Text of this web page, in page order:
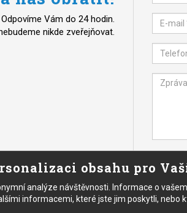
Odpovíme Vám do 24 hodin.
nikde zveřejňovat.
obsahu pro
analýze návštěvnosti. Informace o
informacemi, které jste jim poskytli, nebo